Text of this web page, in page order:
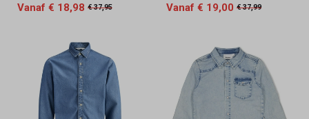
Vanaf € 18,98 € 37,95 Vanaf € 19,00 € 37,99